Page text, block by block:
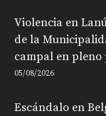
Violencia en
de la
campal en
05/08/2026
Escándalo en